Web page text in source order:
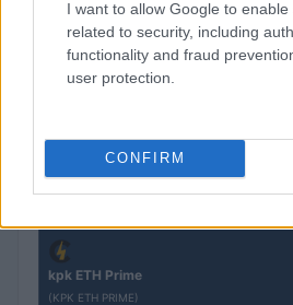
I want to allow Google to enable
related to security, including
functionality and fraud
user protection.
CONFIRM
Kinza Babylon Staked BTC
(KBTC)
kpk ETH Prime
(KPK ETH PRIME)